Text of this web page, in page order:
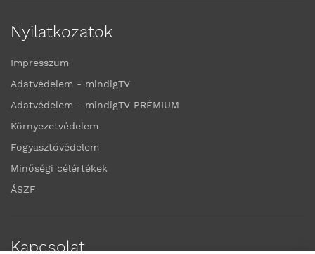
Nyilatkozatok
Impresszum
Adatvédelem - mindigTV
Adatvédelem - mindigTV PRÉMIUM
Környezetvédelem
Fogyasztóvédelem
Minőségi célértékek
ÁSZF
Kapcsolat